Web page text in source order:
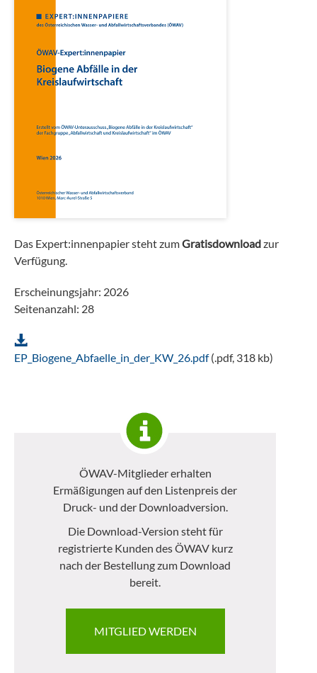
Das Expert:innenpapier steht zumGratisdownloadzur
Verfügung.
Erscheinungsjahr: 2026
Seitenanzahl: 28
EP_Biogene_Abfaelle_in_der_KW_26.pdf(.pdf, 318 kb)
ÖWAV-Mitglieder erhalten
Ermäßigungen auf den Listenpreis der
Druck- und der Downloadversion.
Die Download-Version steht für
registrierte Kunden des ÖWAV kurz
nach der Bestellung zum Download
bereit.
MITGLIED WERDEN